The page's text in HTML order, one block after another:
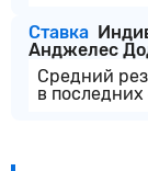
Ставка
Анджелес
Средний
в